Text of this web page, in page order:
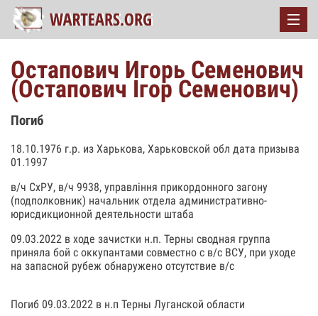
Остапович Игорь Семенович
(Остапович Ігор Семенович)
Погиб
18.10.1976 г.р. из Харькова, Харьковской обл дата призыва
01.1997
в/ч СхРУ, в/ч 9938, управління прикордонного загону
(подполковник) начальник отдела административно-
юрисдикционной деятельности штаба
09.03.2022 в ходе зачистки н.п. Терны сводная группа
приняла бой с оккупантами совместно с в/с ВСУ, при уходе
на запасной рубеж обнаружено отсутствие в/с
Погиб 09.03.2022 в н.п Терны Луганской области